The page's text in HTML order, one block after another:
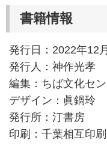
書籍情報
発行日：2022年12
発行人：神作光孝
編集：ちば文化セ
デザイン：眞鍋玲
発行所：汀書房
印刷：千葉相互印刷